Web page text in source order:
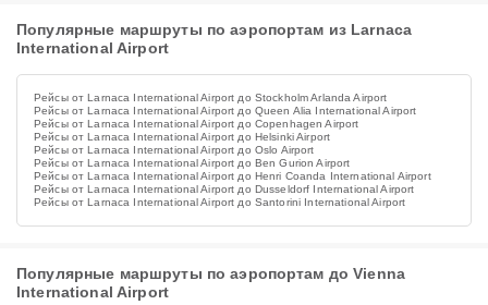
Популярные маршруты по аэропортам из Larnaca
International Airport
Рейсы от Larnaca International Airport до Stockholm Arlanda Airport
Рейсы от Larnaca International Airport до Queen Alia International Airport
Рейсы от Larnaca International Airport до Copenhagen Airport
Рейсы от Larnaca International Airport до Helsinki Airport
Рейсы от Larnaca International Airport до Oslo Airport
Рейсы от Larnaca International Airport до Ben Gurion Airport
Рейсы от Larnaca International Airport до Henri Coanda International Airport
Рейсы от Larnaca International Airport до Dusseldorf International Airport
Рейсы от Larnaca International Airport до Santorini International Airport
Популярные маршруты по аэропортам до Vienna
International Airport